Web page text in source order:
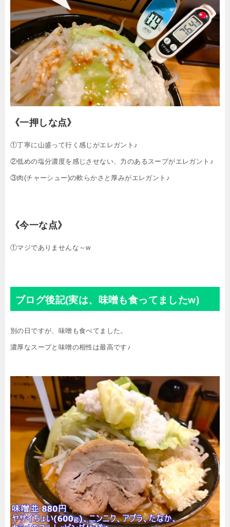
《一押しな点》
①丁寧に山盛って行く感じがエレガント♪
②低めの塩分濃度を感じさせない、力のあるスープがエレガント♪
③肉(チャーシュー)の軟らかさと厚みがエレガント♪
《今一な点》
①マジでありませんな～w
ブログ後記(実は、味噌も食ってましたw)
別の日ですが、味噌も食べてました。
濃厚なスープと味噌の相性は最高です♪